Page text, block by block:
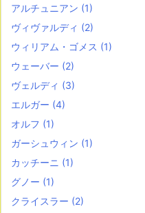
アルチュニアン (1)
ヴィヴァルディ (2)
ウィリアム・ゴメス (1)
ウェーバー (2)
ヴェルディ (3)
エルガー (4)
オルフ (1)
ガーシュウィン (1)
カッチーニ (1)
グノー (1)
クライスラー (2)